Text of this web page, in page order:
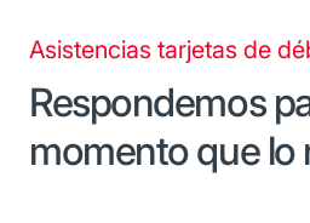
Asistencias tarjetas de
Respondemos
momento que lo